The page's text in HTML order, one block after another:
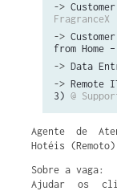
->
FragranceX
->
from Home –
-> Data
-> Remote
3) @
Agente de
Hotéis (Remoto)
Sobre a vaga:
Ajudar os